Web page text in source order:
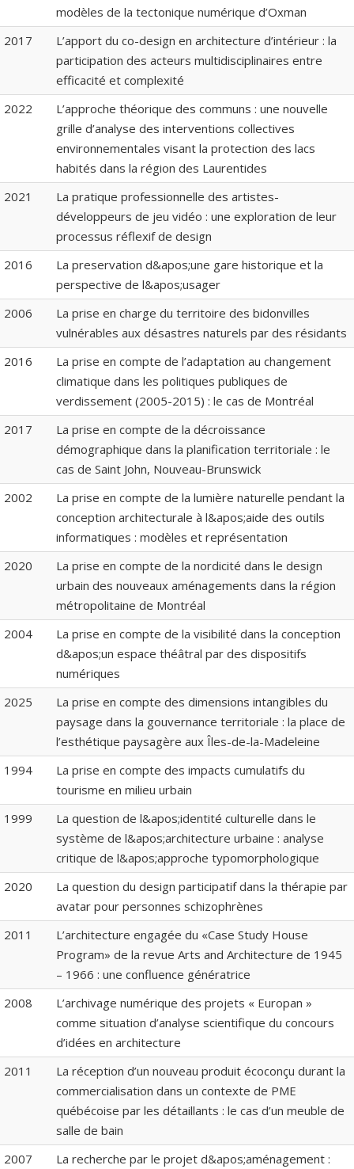
modèles de la tectonique numérique d’Oxman
2017
L’apport du co-design en architecture d’intérieur : la
participation des acteurs multidisciplinaires entre
efficacité et complexité
2022
L’approche théorique des communs : une nouvelle
grille d’analyse des interventions collectives
environnementales visant la protection des lacs
habités dans la région des Laurentides
2021
La pratique professionnelle des artistes-
développeurs de jeu vidéo : une exploration de leur
processus réflexif de design
2016
La preservation d&apos;une gare historique et la
perspective de l&apos;usager
2006
La prise en charge du territoire des bidonvilles
vulnérables aux désastres naturels par des résidants
2016
La prise en compte de l’adaptation au changement
climatique dans les politiques publiques de
verdissement (2005-2015) : le cas de Montréal
2017
La prise en compte de la décroissance
démographique dans la planification territoriale : le
cas de Saint John, Nouveau-Brunswick
2002
La prise en compte de la lumière naturelle pendant la
conception architecturale à l&apos;aide des outils
informatiques : modèles et représentation
2020
La prise en compte de la nordicité dans le design
urbain des nouveaux aménagements dans la région
métropolitaine de Montréal
2004
La prise en compte de la visibilité dans la conception
d&apos;un espace théâtral par des dispositifs
numériques
2025
La prise en compte des dimensions intangibles du
paysage dans la gouvernance territoriale : la place de
l’esthétique paysagère aux Îles-de-la-Madeleine
1994
La prise en compte des impacts cumulatifs du
tourisme en milieu urbain
1999
La question de l&apos;identité culturelle dans le
système de l&apos;architecture urbaine : analyse
critique de l&apos;approche typomorphologique
2020
La question du design participatif dans la thérapie par
avatar pour personnes schizophrènes
2011
L’architecture engagée du «Case Study House
Program» de la revue Arts and Architecture de 1945
– 1966 : une confluence génératrice
2008
L’archivage numérique des projets « Europan »
comme situation d’analyse scientifique du concours
d’idées en architecture
2011
La réception d’un nouveau produit écoconçu durant la
commercialisation dans un contexte de PME
québécoise par les détaillants : le cas d’un meuble de
salle de bain
2007
La recherche par le projet d&apos;aménagement :